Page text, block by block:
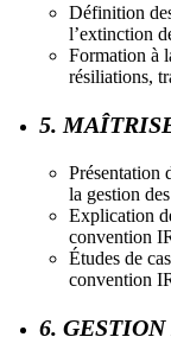
Définition
l’extinction
Formation à
résiliations,
5.
Présentation
la gestion
Explication
convention
Études de
convention
6.